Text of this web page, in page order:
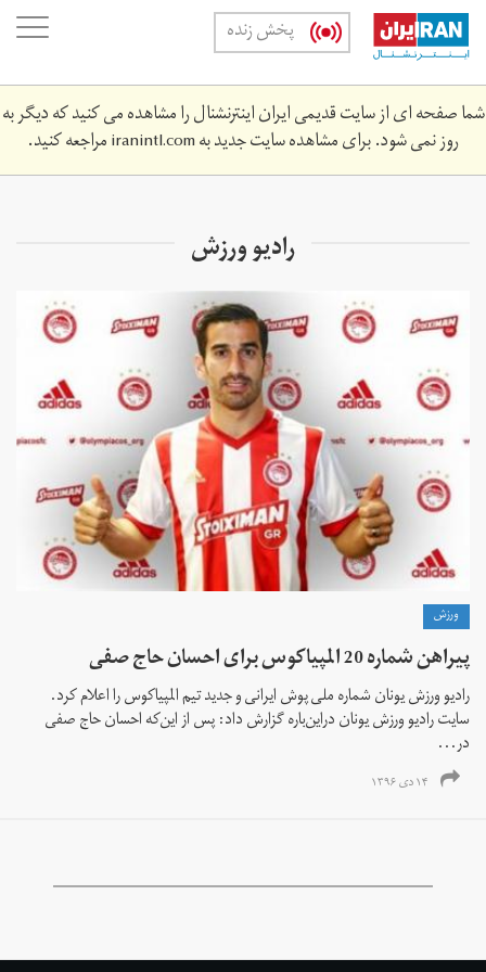
Skip
main
content
پخش زنده
شما صفحه ای از سایت قدیمی ایران اینترنشنال را مشاهده می کنید که دیگر به
روز نمی شود. برای مشاهده سایت جدید بهiranintl.comمراجعه کنید.
رادیو ورزش
ورزش
پیراهن شماره 20 المپیاکوس برای احسان حاج صفی
رادیو ورزش یونان شماره ملی پوش ایرانی و جدید تیم المپیاکوس را اعلام کرد.
سایت رادیو ورزش یونان دراین‌باره گزارش داد: پس از این‌که احسان حاج صفی
در...
۱۴ دی ۱۳۹۶